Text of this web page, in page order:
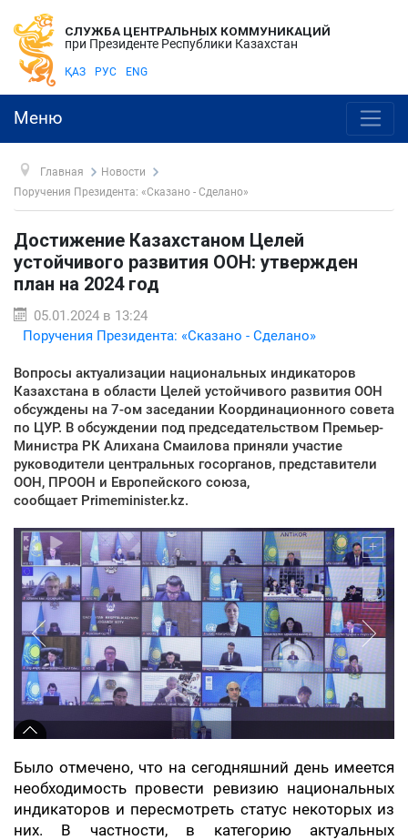
СЛУЖБА ЦЕНТРАЛЬНЫХ КОММУНИКАЦИЙ
при Президенте Республики Казахстан
ҚАЗ РУС ENG
Меню
Главная
Новости
Поручения Президента: «Сказано - Сделано»
Достижение Казахстаном Целей
устойчивого развития ООН: утвержден
план на 2024 год
05.01.2024 в 13:24
Поручения Президента: «Сказано - Сделано»
Вопросы актуализации национальных индикаторов
Казахстана в области Целей устойчивого развития ООН
обсуждены на 7-ом заседании Координационного совета
по ЦУР. В обсуждении под председательством Премьер-
Министра РК Алихана Смаилова приняли участие
руководители центральных госорганов, представители
ООН, ПРООН и Европейского союза,
сообщает Primeminister.kz.
Было отмечено, что на сегодняшний день имеется
необходимость провести ревизию национальных
индикаторов и пересмотреть статус некоторых из
них. В частности, в категорию актуальных